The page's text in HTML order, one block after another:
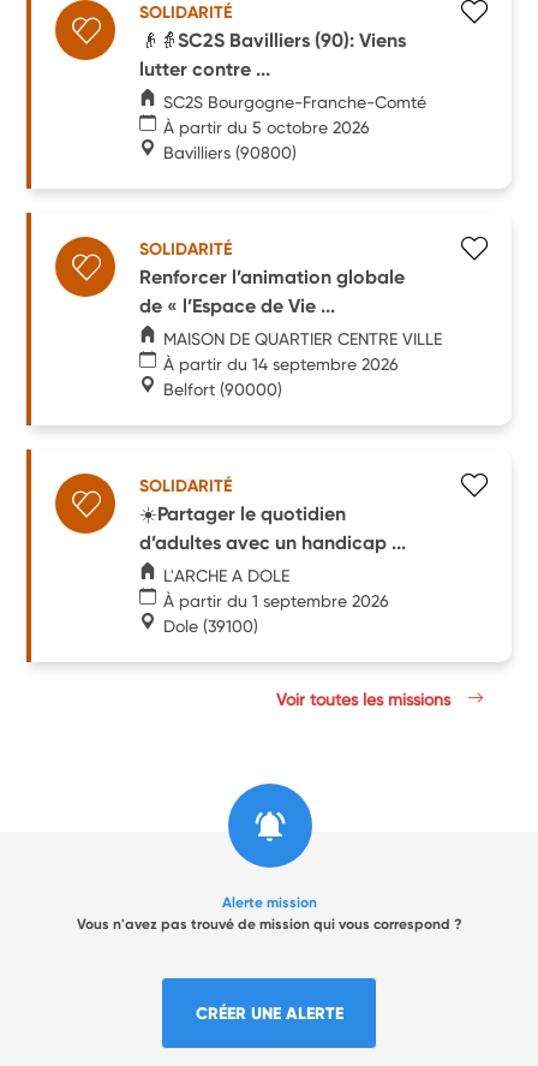
SOLIDARITÉ
👴👵SC2S Bavilliers (90): Viens
lutter contre ...
SC2S Bourgogne-Franche-Comté
À partir du 5 octobre 2026
Bavilliers (90800)
SOLIDARITÉ
Renforcer l’animation globale
de « l’Espace de Vie ...
MAISON DE QUARTIER CENTRE VILLE
À partir du 14 septembre 2026
Belfort (90000)
SOLIDARITÉ
☀️Partager le quotidien
d’adultes avec un handicap ...
L'ARCHE A DOLE
À partir du 1 septembre 2026
Dole (39100)
Voir toutes les missions
Alerte mission
Vous n'avez pas trouvé de mission qui vous correspond ?
CRÉER UNE ALERTE